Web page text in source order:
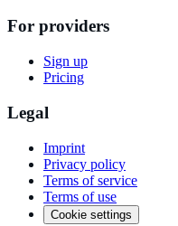
For providers
Sign up
Pricing
Legal
Imprint
Privacy policy
Terms of service
Terms of use
Cookie settings